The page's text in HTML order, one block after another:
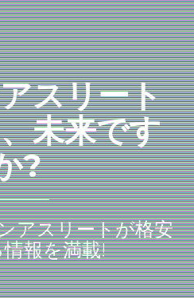
スリート
未来です
?
アスリートが格安
報を満載!